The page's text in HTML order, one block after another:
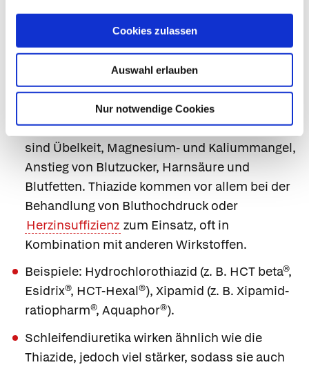
Cookies zulassen
Auswahl erlauben
Nur notwendige Cookies
Natrium und Chlor aus dem Primärharn in den
Körper, sodass diese in Form von Salzen
vermehrt über den Urin ausgeschwemmt
werden. Diese Salze "ziehen" Wasser mit sich,
sodass sich sowohl Blutdruck als auch
eventuell vorhandene Ödeme verringern. Die
Urinmenge steigt nur mäßig. Nebenwirkungen
sind Übelkeit, Magnesium- und Kaliummangel,
Anstieg von Blutzucker, Harnsäure und
Blutfetten. Thiazide kommen vor allem bei der
Behandlung von Bluthochdruck oder
Herzinsuffizienz zum Einsatz, oft in
Kombination mit anderen Wirkstoffen.
Beispiele: Hydrochlorothiazid (z. B. HCT beta®,
Esidrix®, HCT-Hexal®), Xipamid (z. B. Xipamid-
ratiopharm®, Aquaphor®).
Schleifendiuretikawirken ähnlich wie die
Thiazide, jedoch viel stärker, sodass sie auch